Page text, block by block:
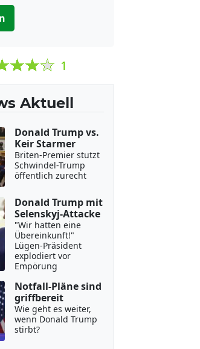
1
Aktuell
Donald Trump vs.
Keir Starmer
Briten-Premier stutzt
Schwindel-Trump
öffentlich zurecht
Donald Trump mit
Selenskyj-Attacke
"Wir hatten eine
Übereinkunft!"
Lügen-Präsident
explodiert vor
Empörung
Notfall-Pläne sind
griffbereit
Wie geht es weiter,
wenn Donald Trump
stirbt?